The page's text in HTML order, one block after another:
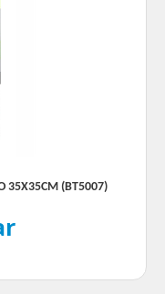
35X35CM (BT5007)